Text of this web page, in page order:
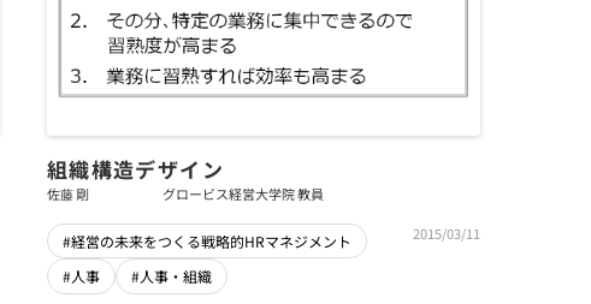
組織構造デザイン
佐藤 剛 グロービス経営大学院 教員
#経営の未来をつくる戦略的HRマネジメント
#人事
#人事・組織
2015/03/11